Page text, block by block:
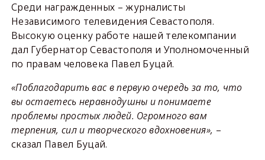
Среди награжденных – журналисты
Независимого телевидения Севастополя.
Высокую оценку работе нашей телекомпании
дал Губернатор Севастополя и Уполномоченный
по правам человека Павел Буцай.
«Поблагодарить вас в первую очередь за то, что
вы остаетесь неравнодушны и понимаете
проблемы простых людей. Огромного вам
терпения, сил и творческого вдохновения», –
сказал Павел Буцай.